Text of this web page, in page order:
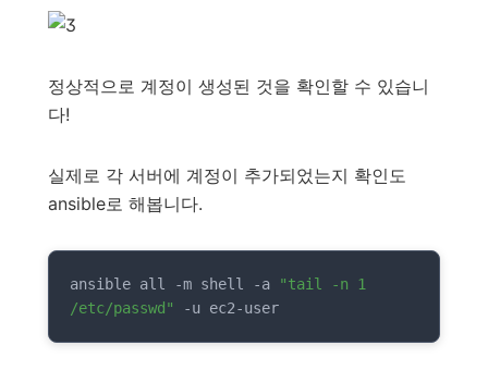
정상적으로 계정이 생성된 것을 확인할 수 있습니
다!
실제로 각 서버에 계정이 추가되었는지 확인도
ansible로 해봅니다.
ansible all -m shell -a
"tail -n 1
/etc/passwd"
-u ec2-user